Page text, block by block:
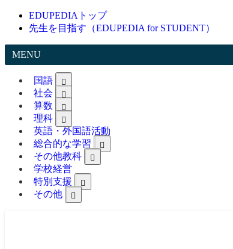
EDUPEDIAトップ
先生を目指す（EDUPEDIA for STUDENT）
MENU
国語
社会
算数
理科
英語・外国語活動
総合的な学習
その他教科
学校経営
特別支援
その他